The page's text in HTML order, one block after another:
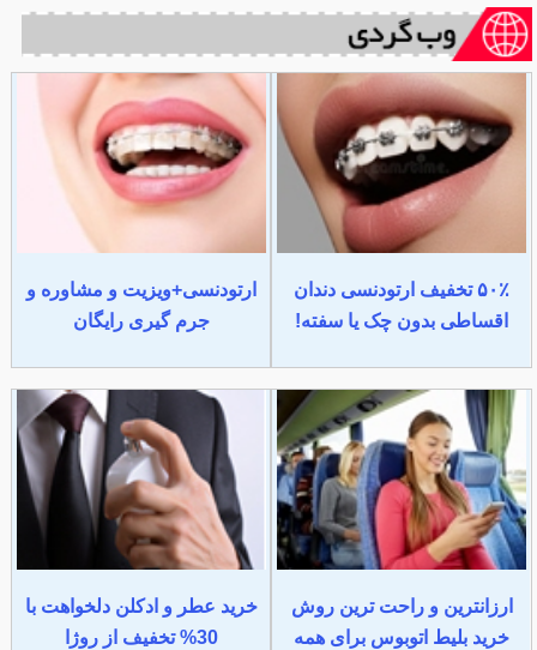
۵۰٪ تخفیف ارتودنسی دندان
اقساطی بدون چک یا سفته!
ارتودنسی+ویزیت و مشاوره و
جرم گیری رایگان
ارزانترین و راحت ترین روش
خرید بلیط اتوبوس برای همه
خرید عطر و ادکلن دلخواهت با
30% تخفیف از روژا